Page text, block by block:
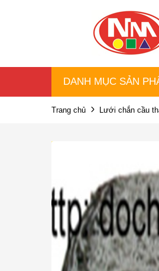
DANH MỤC SẢN
Trang chủ Lưới chắn cầu